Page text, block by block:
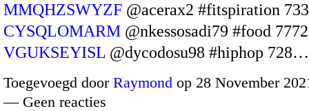
MMQHZSWYZF @acerax2 #fitspiration 733
CYSQLOMARM @nkessosadi79 #food 7772
VGUKSEYISL @dycodosu98 #hiphop
Toegevoegd door Raymond op 28 November
— Geen reacties